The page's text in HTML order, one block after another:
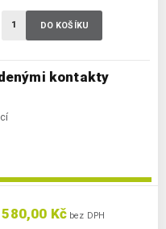
kontakty
DO KOŠÍKU
580,00 Kč bez DPH